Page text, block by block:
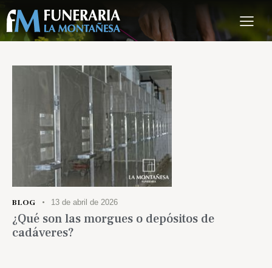
BLOG 13 de abril de 2026
¿Qué son las morgues o depósitos de
cadáveres?